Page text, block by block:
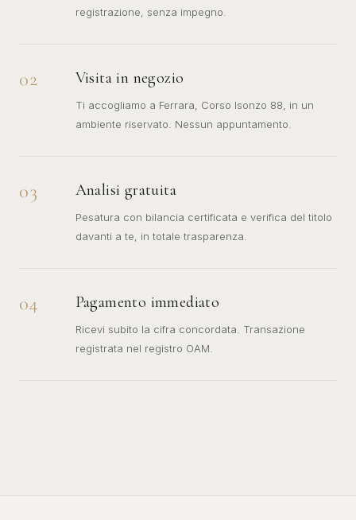
registrazione, senza impegno.
02 Visita in negozio
Ti accogliamo a Ferrara, Corso Isonzo 88, in un
ambiente riservato. Nessun appuntamento.
03 Analisi gratuita
Pesatura con bilancia certificata e verifica del titolo
davanti a te, in totale trasparenza.
04 Pagamento immediato
Ricevi subito la cifra concordata. Transazione
registrata nel registro OAM.